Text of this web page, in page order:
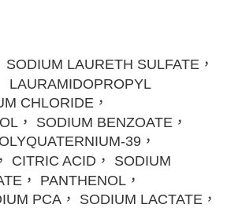
LAURETH SULFATE，
LAURAMIDOPROPYL
CHLORIDE，
， SODIUM BENZOATE，
39，
CITRIC ACID， SODIUM
， PANTHENOL，
PCA， SODIUM LACTATE，